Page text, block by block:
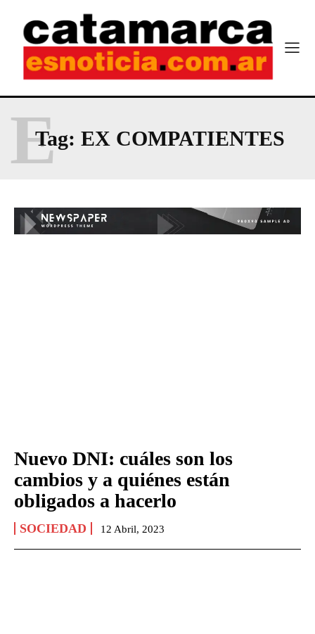
Tag: EX COMPATIENTES
E
Nuevo DNI: cuáles son los
cambios y a quiénes están
obligados a hacerlo
SOCIEDAD 12 Abril, 2023